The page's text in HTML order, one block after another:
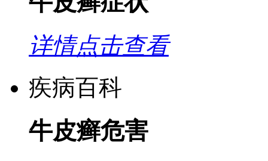
详情点击查看
疾病百科
牛皮癣危害